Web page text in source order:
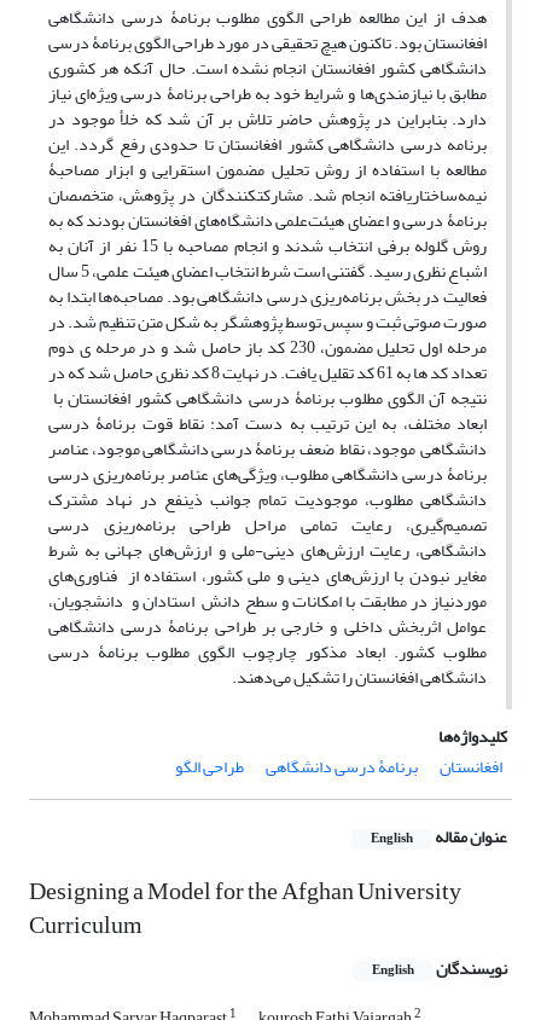
هدف از این مطالعه طراحی الگوی مطلوب برنامۀ درسی دانشگاهی
افغانستان بود. تاکنون هیچ تحقیقی در مورد طراحی الگوی برنامۀ درسی
دانشگاهی کشور افغانستان انجام ‌نشده است. حال آنکه هر کشوری
مطابق با نیازمندی‌ها و شرایط خود به طراحی برنامۀ درسی ویژه‌ای نیاز
دارد. بنابراین در پژوهش حاضر تلاش بر آن شد که خلأ موجود در
برنامه درسی دانشگاهی کشور افغانستان تا حدودی رفع گردد. این
مطالعه با استفاده از روش تحلیل مضمون استقرایی و ابزار مصاحبۀ
نیمه‌ساختار‌یافته انجام شد. مشارکت­کنندگان در پژوهش، متخصصان
برنامۀ درسی و اعضای هیئت‌علمی دانشگاه‌های افغانستان بودند که به
روش گلوله برفی انتخاب شدند و انجام مصاحبه با 15 نفر از آنان به
اشباع نظری رسید. گفتنی است شرط انتخاب اعضای هیئت علمی، 5 سال
فعالیت در بخش برنامه‌ریزی درسی دانشگاهی بود. مصاحبه‌ها ابتدا به
صورت صوتی ثبت و سپس توسط پژوهشگر به شکل متن تنظیم شد. در
مرحله اول تحلیل مضمون، 230 کد باز حاصل شد و در مرحله ی دوم
تعداد کد ها به 61 کد تقلیل یافت. در نهایت 8 کد نظری حاصل شد که در
نتیجه آن الگوی مطلوب برنامۀ درسی دانشگاهی کشور افغانستان با
ابعاد مختلف، به این ترتیب به دست آمد: نقاط‌ قوت برنامۀ درسی
دانشگاهی موجود، نقاط ضعف برنامۀ درسی دانشگاهی موجود، عناصر
برنامۀ درسی دانشگاهی مطلوب، ویژگی‌های عناصر برنامه‌ریزی درسی
دانشگاهی مطلوب، موجودیت تمام جوانب ذینفع در نهاد‌ مشترک
تصمیم‌گیری، رعایت تمامی مراحل طراحی برنامه‌ریزی درسی
دانشگاهی، رعایت ارزش‌های دینی-ملی و ارزش‌های جهانی به شرط
مغایر نبودن با ارزش‌های دینی و ملی کشور، استفاده از فناوری‌های
موردنیاز در مطابقت با امکانات و سطح دانش استادان و دانشجویان،
عوامل اثربخش داخلی و خارجی بر طراحی برنامۀ درسی دانشگاهی
مطلوب کشور. ابعاد مذکور چارچوب الگوی مطلوب برنامۀ درسی
دانشگاهی افغانستان را تشکیل می‌دهند.
کلیدواژه‌ها
افغانستان
برنامۀ درسی دانشگاهی طراحی الگو
عنوان مقاله English
Designing a Model for the Afghan University
Curriculum
نویسندگان English
1 2